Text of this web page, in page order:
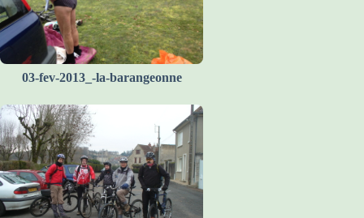
03-fev-2013_-la-barangeonne